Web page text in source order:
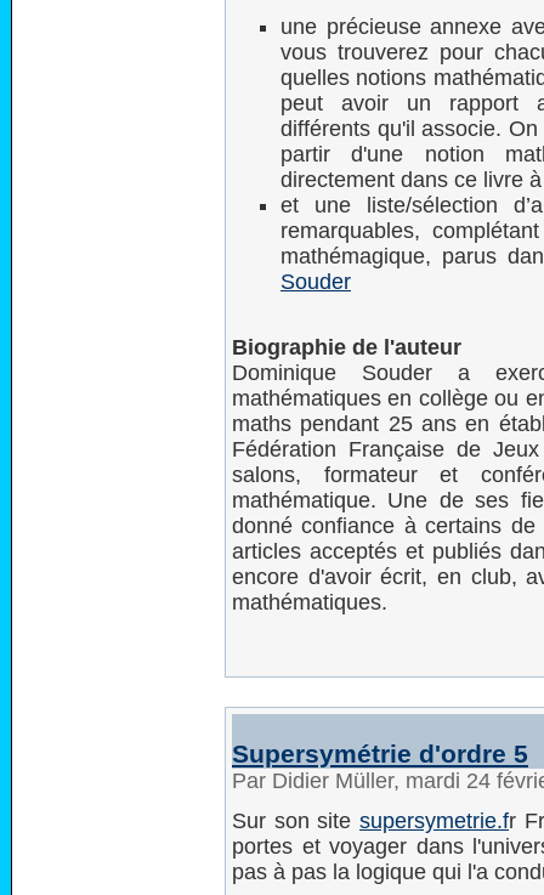
une précieuse annexe
vous trouverez pour
quelles notions
peut avoir un rapport
différents qu'il associe.
partir d'une notion
directement dans ce livre
et une liste/sélection
remarquables,
mathémagique, parus
Souder
Biographie de l'auteur
Dominique Souder a
mathématiques en collège ou
maths pendant 25 ans en
Fédération Française de
salons, formateur et
mathématique. Une de ses
donné confiance à certains
articles acceptés et publiés
encore d'avoir écrit, en club,
mathématiques.
Supersymétrie d'ordre 5
Par Didier Müller, mardi 24
Sur son site supersymetrie.fr
portes et voyager dans
pas à pas la logique qui l'a